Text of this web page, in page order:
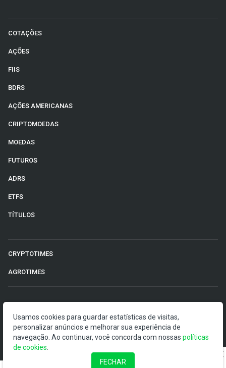
COTAÇÕES
AÇÕES
FIIS
BDRS
AÇÕES AMERICANAS
CRIPTOMOEDAS
MOEDAS
FUTUROS
ADRS
ETFS
TÍTULOS
CRYPTOTIMES
AGROTIMES
O Money Times publica matérias de cunho jornalístico, que
visam a democratização da informação. Nossas
publicações devem ser compreendidas como boletins
anunciadores e divulgadores, e não como uma
Usamos cookies para guardar estatísticas de visitas,
personalizar anúncios e melhorar sua experiência de
navegação. Ao continuar, você concorda com nossas políticas
de cookies
FECHAR